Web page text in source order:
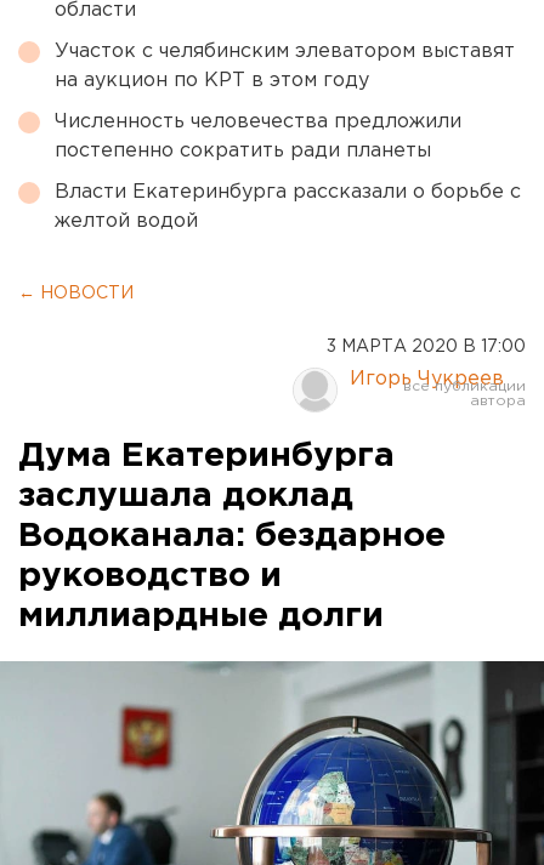
области
Участок с челябинским элеватором выставят
на аукцион по КРТ в этом году
Численность человечества предложили
постепенно сократить ради планеты
Власти Екатеринбурга рассказали о борьбе с
желтой водой
← НОВОСТИ
3 МАРТА 2020 В 17:00
Игорь Чукреев
Дума Екатеринбурга
заслушала доклад
Водоканала: бездарное
руководство и
миллиардные долги